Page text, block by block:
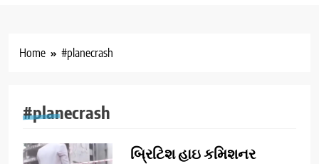
Home #planecrash
#planecrash
બ્રિટિશ હાઇ કમિશનર